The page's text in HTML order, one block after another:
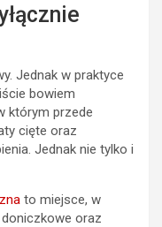
Jednak w praktyce
bowiem
którym przede
cięte oraz
Jednak nie tylko i
to miejsce, w
oraz